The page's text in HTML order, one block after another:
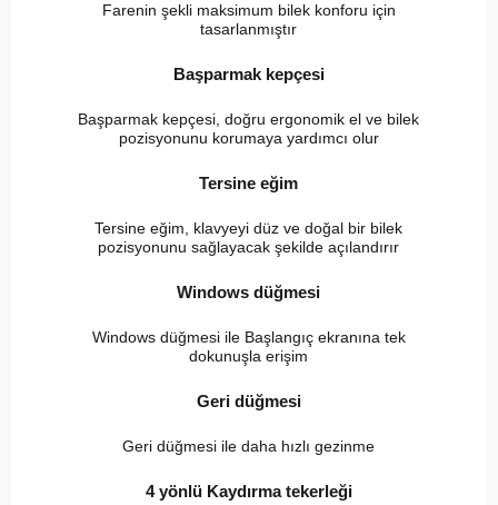
Farenin şekli maksimum bilek konforu için
tasarlanmıştır
Başparmak kepçesi
Başparmak kepçesi, doğru ergonomik el ve bilek
pozisyonunu korumaya yardımcı olur
Tersine eğim
Tersine eğim, klavyeyi düz ve doğal bir bilek
pozisyonunu sağlayacak şekilde açılandırır
Windows düğmesi
Windows düğmesi ile Başlangıç ekranına tek
dokunuşla erişim
Geri düğmesi
Geri düğmesi ile daha hızlı gezinme
4 yönlü Kaydırma tekerleği